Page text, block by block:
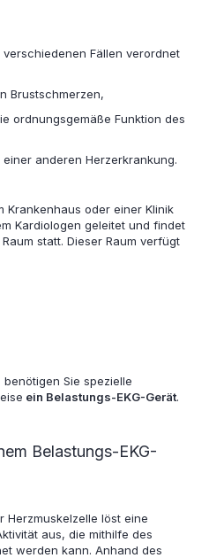
Fällen verordnet
Brustschmerzen,
ordnungsgemäße Funktion des
anderen Herzerkrankung.
Krankenhaus oder einer Klinik
Kardiologen geleitet und findet
statt. Dieser Raum verfügt
Sie spezielle
ein Belastungs-EKG-Gerät.
Belastungs-EKG-
Herzmuskelzelle löst eine
aus, die mithilfe des
werden kann. Anhand des